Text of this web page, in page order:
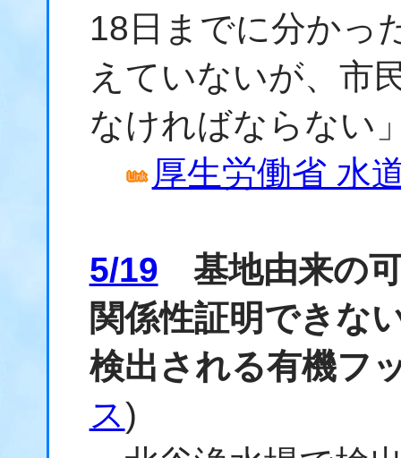
18日までに分かっ
えていないが、市
なければならない
厚生労働省 水
5/19 基地由来の
関係性証明できな
検出される有機フ
ス)